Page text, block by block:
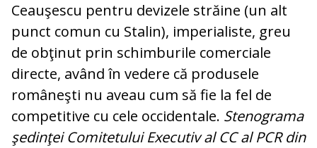
Ceauşescu pentru devizele străine (un alt
punct comun cu Sta­lin), imperialiste, greu
de obţinut prin schimburile comerciale
directe, având în vedere că produsele
româneşti nu aveau cum să fie la fel de
competitive cu cele oc­cidentale. Stenograma
şedinţei Comi­te­tu­lui Executiv al CC al PCR din